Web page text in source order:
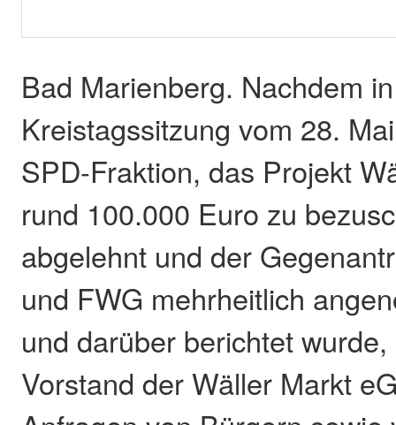
Bad Marienberg. Nachdem
Kreistagssitzung vom 28.
SPD-Fraktion, das Projekt
rund 100.000 Euro zu
abgelehnt und der
und FWG mehrheitlich
und darüber berichtet
Vorstand der Wäller Markt